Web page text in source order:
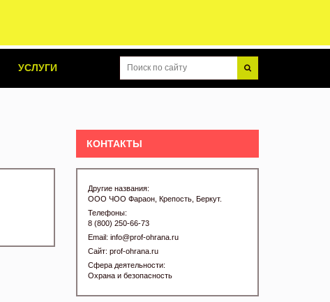
УСЛУГИ
КОНТАКТЫ
Другие названия:
ООО ЧОО Фараон, Крепость, Беркут.
Телефоны:
8 (800) 250-66-73
Email: info@prof-ohrana.ru
Сайт: prof-ohrana.ru
Сфера деятельности:
Охрана и безопасность